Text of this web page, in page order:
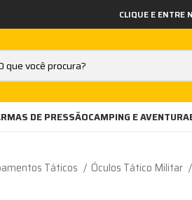
CLIQUE E ENTRE
DE PRESSÃOCAMPING E AVENTURA
Táticos Óculos Tático Militar